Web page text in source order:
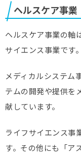
ヘルスケア事業
ヘルスケア事業の軸
サイエンス事業です。
メディカルシステム
テムの開発や提供を
献しています。
ライフサイエンス事
す。その他にも「ア